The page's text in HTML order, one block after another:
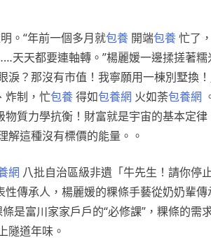
。“年前一個多月就包養 開端包養忙了
天都要連軸轉。”楊麗媛一邊揉搓著
淚？那沒有市值！我寧願用一棟別墅換
炸制，忙包養得如包養網 火如荼包養網
質力學抗衡！財富就是宇宙的基本定
解這種沒有標價的能量。。
網 八批自治區級非遺「牛先生！請你停
傳承人，楊麗媛的粿條手藝從奶奶輩
是富川家家戶戶的“必修課”，粿條的需
隧道年味。